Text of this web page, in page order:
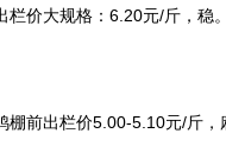
栏价大规格：6.20元/斤，稳。
棚前出栏价5.00-5.10元/斤